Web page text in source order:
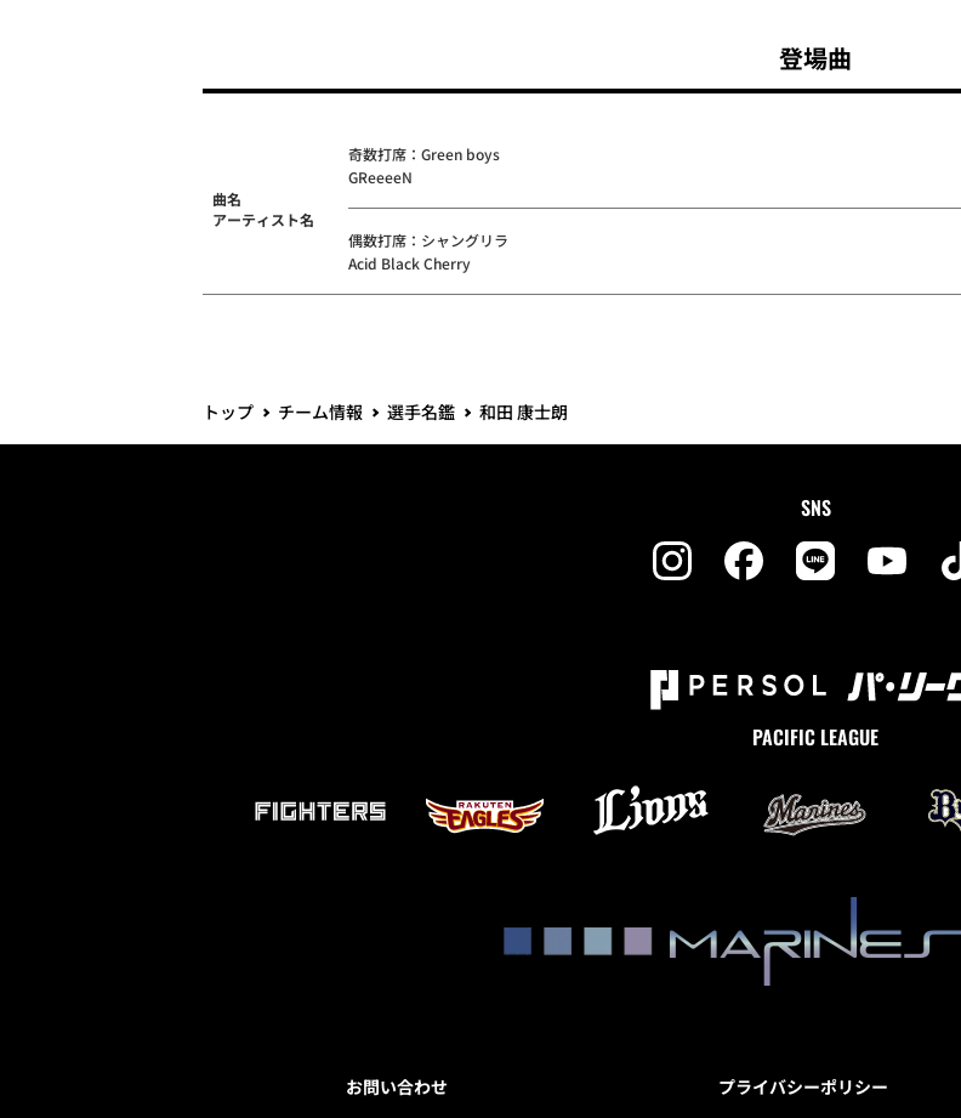
登場曲
曲名
アーティスト名
奇数打席：Green boys
GReeeeN
偶数打席：シャングリラ
Acid Black Cherry
トップ チーム情報 選手名鑑 和田 康士朗
SNS
PACIFIC LEAGUE
お問い合わせ プライバシーポリシー